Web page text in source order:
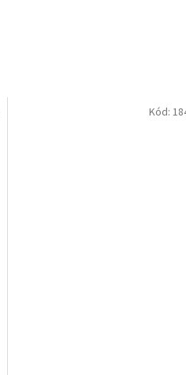
Kód: